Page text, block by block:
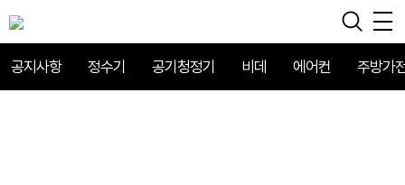
공지사항 정수기 공기청정기 비데 에어컨 주방가